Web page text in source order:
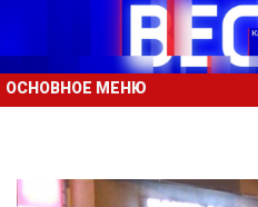
ОСНОВНОЕ МЕНЮ